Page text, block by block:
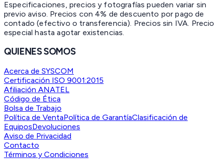
Especificaciones, precios y fotografías pueden variar sin
previo aviso. Precios con 4% de descuento por pago de
contado (efectivo o transferencia). Precios sin IVA. Precio
especial hasta agotar existencias.
QUIENES SOMOS
Acerca de SYSCOM
Certificación ISO 9001:2015
Afiliación ANATEL
Código de Ética
Bolsa de Trabajo
Política de VentaPolítica de GarantíaClasificación de
EquiposDevoluciones
Aviso de Privacidad
Contacto
Términos y Condiciones